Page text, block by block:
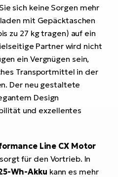
sich keine Sorgen mehr
mit Gepäcktaschen
zu 27 kg tragen) auf ein
Partner wird nicht
ein Vergnügen sein,
Transportmittel in der
Der neu gestaltete
Design
und exzellentes
Line CX Motor
für den Vortrieb. In
Wh-Akku kann es mehr